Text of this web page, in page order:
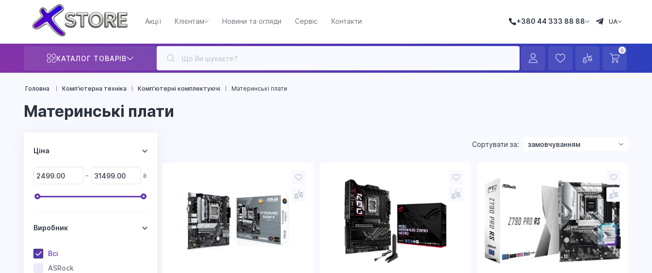
Акції Клієнтам Новини та огляди Сервіс Контакти +380 44 333 88 88 UA
КАТАЛОГ ТОВАРІВ
0
Головна Комп'ютерна техніка Комп'ютерні комплектуючі Материнські плати
Материнські плати
Ціна
- ₴
Виробник
Всі
ASRock
Сортувати за:
зменшенням ціни
назвою
рейтингом